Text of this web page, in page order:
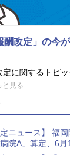
酬改定」の今
に関するトピ
と見る
定ニュース】 福
院A」算定、6月